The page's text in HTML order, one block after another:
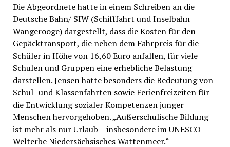
Die Abgeordnete hatte in einem Schreiben an die
Deutsche Bahn/ SIW (Schifffahrt und Inselbahn
Wangerooge) dargestellt, dass die Kosten für den
Gepäcktransport, die neben dem Fahrpreis für die
Schüler in Höhe von 16,60 Euro anfallen, für viele
Schulen und Gruppen eine erhebliche Belastung
darstellen. Jensen hatte besonders die Bedeutung von
Schul- und Klassenfahrten sowie Ferienfreizeiten für
die Entwicklung sozialer Kompetenzen junger
Menschen hervorgehoben. „Außerschulische Bildung
ist mehr als nur Urlaub – insbesondere im UNESCO-
Welterbe Niedersächsisches Wattenmeer.“